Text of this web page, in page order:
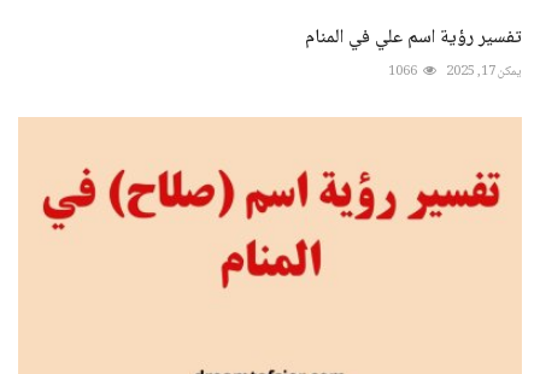
تفسير رؤية اسم علي في المنام
يمكن 17, 2025 1066